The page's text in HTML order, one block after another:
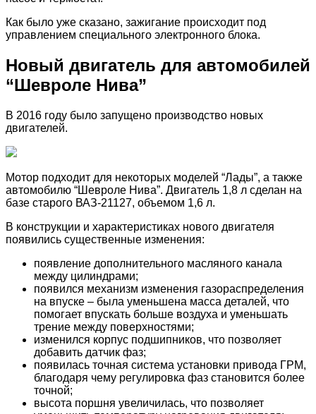
Как было уже сказано, зажигание происходит под
управлением специального электронного блока.
Новый двигатель для автомобилей
“Шевроле Нива”
В 2016 году было запущено производство новых
двигателей.
Мотор подходит для некоторых моделей “Лады”, а также
автомобилю “Шевроле Нива”. Двигатель 1,8 л сделан на
базе старого ВАЗ-21127, объемом 1,6 л.
В конструкции и характеристиках нового двигателя
появились существенные изменения:
появление дополнительного масляного канала
между цилиндрами;
появился механизм изменения газораспределения
на впуске – была уменьшена масса деталей, что
помогает впускать больше воздуха и уменьшать
трение между поверхностями;
изменился корпус подшипников, что позволяет
добавить датчик фаз;
появилась точная система установки привода ГРМ,
благодаря чему регулировка фаз становится более
точной;
высота поршня увеличилась, что позволяет